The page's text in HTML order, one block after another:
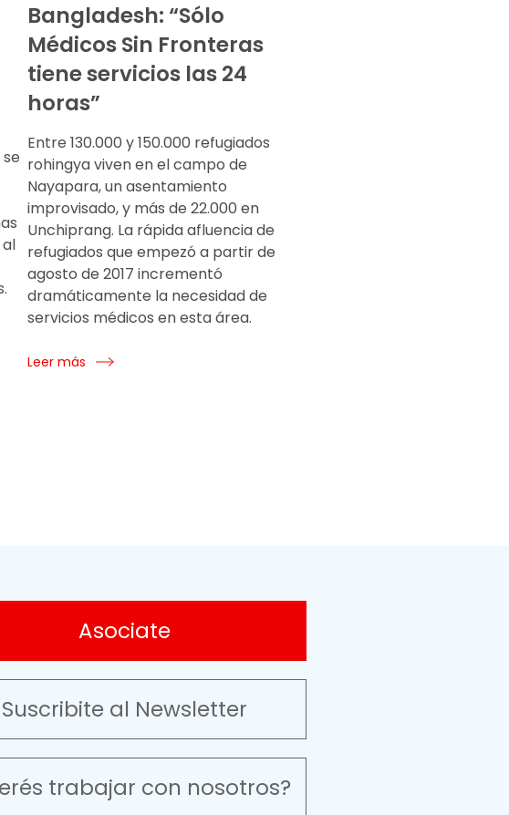
Bangladesh: “Sólo
Médicos Sin Fronteras
tiene servicios las 24
horas”
Entre 130.000 y 150.000 refugiados
rohingya viven en el campo de
Nayapara, un asentamiento
improvisado, y más de 22.000 en
Unchiprang. La rápida afluencia de
refugiados que empezó a partir de
agosto de 2017 incrementó
dramáticamente la necesidad de
servicios médicos en esta área.
Leer más
Asociate
Suscribite al Newsletter
trabajar con nosotros?